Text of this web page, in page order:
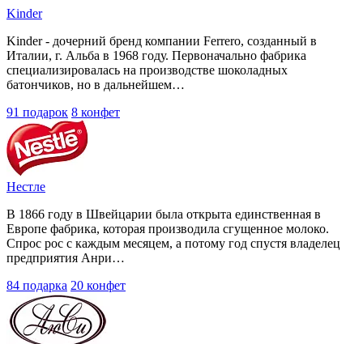
Kinder
Kinder - дочерний бренд компании Ferrero, созданный в
Италии, г. Альба в 1968 году. Первоначально фабрика
специализировалась на производстве шоколадных
батончиков, но в дальнейшем…
91 подарок 8 конфет
Нестле
В 1866 году в Швейцарии была открыта единственная в
Европе фабрика, которая производила сгущенное молоко.
Спрос рос с каждым месяцем, а потому год спустя владелец
предприятия Анри…
84 подарка 20 конфет